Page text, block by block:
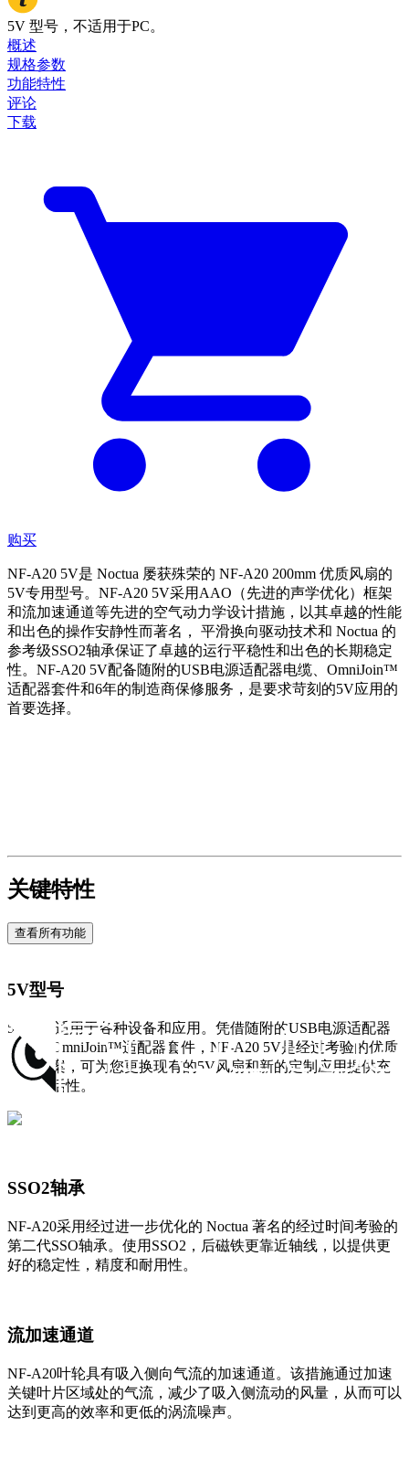
5V 型号，不适用于PC。
概述
规格参数
功能特性
评论
下载
购买
NF-A20 5V是 Noctua 屡获殊荣的 NF-A20 200mm 优质风扇的
5V专用型号。NF-A20 5V采用AAO（先进的声学优化）框架
和流加速通道等先进的空气动力学设计措施，以其卓越的性能
和出色的操作安静性而著名， 平滑换向驱动技术和 Noctua 的
参考级SSO2轴承保证了卓越的运行平稳性和出色的长期稳定
性。NF-A20 5V配备随附的USB电源适配器电缆、OmniJoin™
适配器套件和6年的制造商保修服务，是要求苛刻的5V应用的
首要选择。
关键特性
查看所有功能
5V型号
5V风扇适用于各种设备和应用。凭借随附的USB电源适配器
线材和OmniJoin™适配器套件，NF-A20 5V是经过考验的优质
解决方案，可为您更换现有的5V风扇和新的定制应用提供充
分的灵活性。
SSO2轴承
NF-A20采用经过进一步优化的 Noctua 著名的经过时间考验的
第二代SSO轴承。使用SSO2，后磁铁更靠近轴线，以提供更
好的稳定性，精度和耐用性。
流加速通道
NF-A20叶轮具有吸入侧向气流的加速通道。该措施通过加速
关键叶片区域处的气流，减少了吸入侧流动的风量，从而可以
达到更高的效率和更低的涡流噪声。